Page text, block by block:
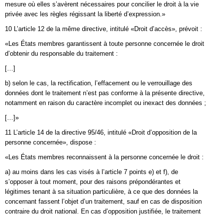
mesure où elles s’avèrent nécessaires pour concilier le droit à la vie
privée avec les règles régissant la liberté d’expression.»
10 L’article 12 de la même directive, intitulé «Droit d’accès», prévoit :
«Les États membres garantissent à toute personne concernée le droit
d’obtenir du responsable du traitement :
[…]
b) selon le cas, la rectification, l’effacement ou le verrouillage des
données dont le traitement n’est pas conforme à la présente directive,
notamment en raison du caractère incomplet ou inexact des données ;
[…]»
11 L’article 14 de la directive 95/46, intitulé «Droit d’opposition de la
personne concernée», dispose :
«Les États membres reconnaissent à la personne concernée le droit :
a) au moins dans les cas visés à l’article 7 points e) et f), de
s’opposer à tout moment, pour des raisons prépondérantes et
légitimes tenant à sa situation particulière, à ce que des données la
concernant fassent l’objet d’un traitement, sauf en cas de disposition
contraire du droit national. En cas d’opposition justifiée, le traitement